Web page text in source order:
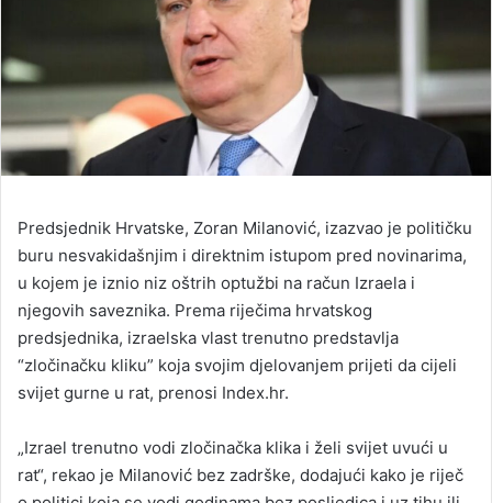
Predsjednik Hrvatske, Zoran Milanović, izazvao je političku
buru nesvakidašnjim i direktnim istupom pred novinarima,
u kojem je iznio niz oštrih optužbi na račun Izraela i
njegovih saveznika. Prema riječima hrvatskog
predsjednika, izraelska vlast trenutno predstavlja
“zločinačku kliku” koja svojim djelovanjem prijeti da cijeli
svijet gurne u rat, prenosi Index.hr.
„Izrael trenutno vodi zločinačka klika i želi svijet uvući u
rat“, rekao je Milanović bez zadrške, dodajući kako je riječ